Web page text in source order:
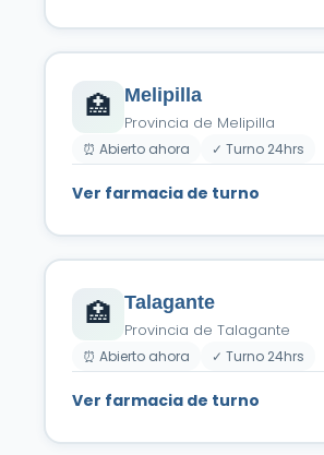
🏥 Melipilla
Provincia de Melipilla
⏰ Abierto ahora ✓ Turno 24hrs
Ver farmacia de turno
🏥 Talagante
Provincia de Talagante
⏰ Abierto ahora ✓ Turno 24hrs
Ver farmacia de turno